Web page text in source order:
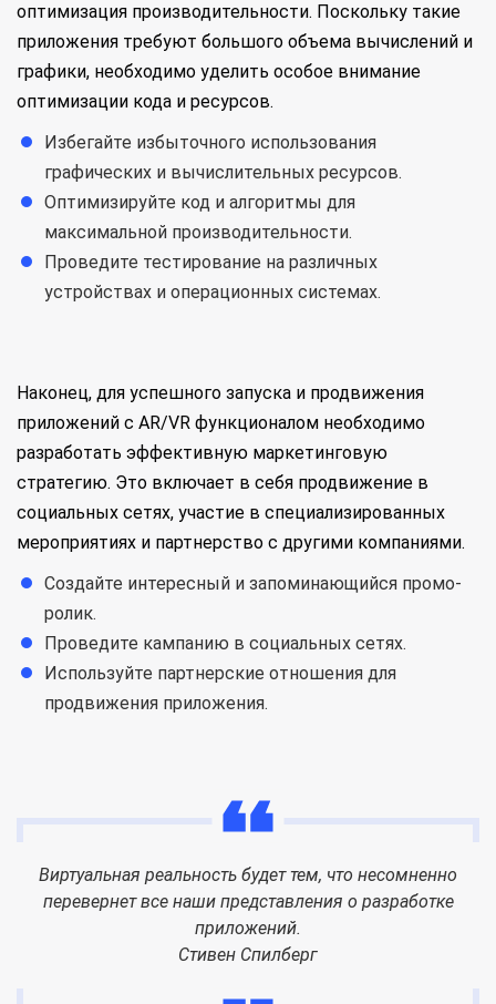
оптимизация производительности. Поскольку такие
приложения требуют большого объема вычислений и
графики, необходимо уделить особое внимание
оптимизации кода и ресурсов.
Избегайте избыточного использования
графических и вычислительных ресурсов.
Оптимизируйте код и алгоритмы для
максимальной производительности.
Проведите тестирование на различных
устройствах и операционных системах.
Наконец, для успешного запуска и продвижения
приложений с AR/VR функционалом необходимо
разработать эффективную маркетинговую
стратегию. Это включает в себя продвижение в
социальных сетях, участие в специализированных
мероприятиях и партнерство с другими компаниями.
Создайте интересный и запоминающийся промо-
ролик.
Проведите кампанию в социальных сетях.
Используйте партнерские отношения для
продвижения приложения.
Виртуальная реальность будет тем, что несомненно
перевернет все наши представления о разработке
приложений.
Стивен Спилберг